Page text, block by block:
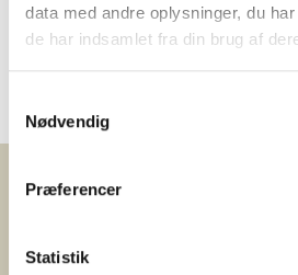
data med andre oplysninger, du
de har indsamlet fra din brug af
Nødvendig
Præferencer
Statistik
HØJ KONSISTENT KVALITET
Vi leverer netop den
med vores industrikunder.